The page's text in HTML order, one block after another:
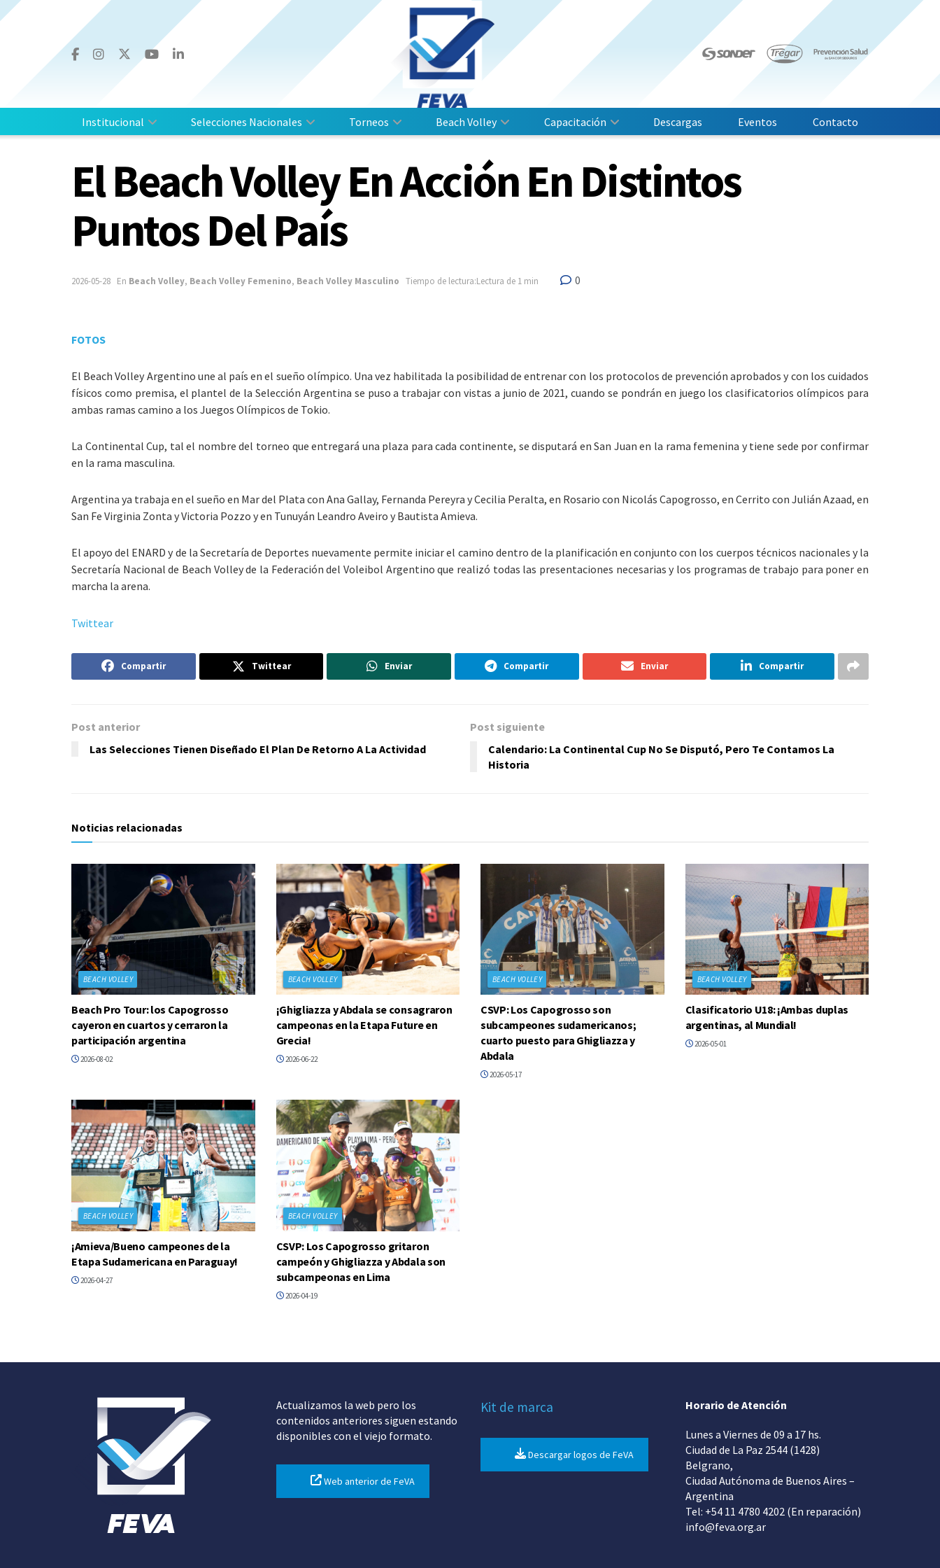
Institucional Selecciones Nacionales Torneos Beach Volley Capacitación Descargas Eventos Contacto
El Beach Volley En Acción En Distintos
Puntos Del País
2026-05-28 En Beach Volley, Beach Volley Femenino, Beach Volley Masculino Tiempo de lectura:Lectura de 1 min 0
FOTOS
El Beach Volley Argentino une al país en el sueño olímpico. Una vez habilitada la posibilidad de entrenar con los protocolos de prevención aprobados y con los cuidados
físicos como premisa, el plantel de la Selección Argentina se puso a trabajar con vistas a junio de 2021, cuando se pondrán en juego los clasificatorios olímpicos para
ambas ramas camino a los Juegos Olímpicos de Tokio.
La Continental Cup, tal el nombre del torneo que entregará una plaza para cada continente, se disputará en San Juan en la rama femenina y tiene sede por confirmar
en la rama masculina.
Argentina ya trabaja en el sueño en Mar del Plata con Ana Gallay, Fernanda Pereyra y Cecilia Peralta, en Rosario con Nicolás Capogrosso, en Cerrito con Julián Azaad, en
San Fe Virginia Zonta y Victoria Pozzo y en Tunuyán Leandro Aveiro y Bautista Amieva.
El apoyo del ENARD y de la Secretaría de Deportes nuevamente permite iniciar el camino dentro de la planificación en conjunto con los cuerpos técnicos nacionales y la
Secretaría Nacional de Beach Volley de la Federación del Voleibol Argentino que realizó todas las presentaciones necesarias y los programas de trabajo para poner en
marcha la arena.
Twittear
Compartir Twittear Enviar Compartir Enviar Compartir
Post anterior
Las Selecciones Tienen Diseñado El Plan De Retorno A La Actividad
Post siguiente
Calendario: La Continental Cup No Se Disputó, Pero Te Contamos La
Historia
Noticias relacionadas
BEACH VOLLEY
Beach Pro Tour: los Capogrosso
cayeron en cuartos y cerraron la
participación argentina
2026-08-02
BEACH VOLLEY
¡Ghigliazza y Abdala se consagraron
campeonas en la Etapa Future en
Grecia!
2026-06-22
BEACH VOLLEY
CSVP: Los Capogrosso son
subcampeones sudamericanos;
cuarto puesto para Ghigliazza y
Abdala
2026-05-17
BEACH VOLLEY
Clasificatorio U18: ¡Ambas duplas
argentinas, al Mundial!
2026-05-01
BEACH VOLLEY
¡Amieva/Bueno campeones de la
Etapa Sudamericana en Paraguay!
2026-04-27
BEACH VOLLEY
CSVP: Los Capogrosso gritaron
campeón y Ghigliazza y Abdala son
subcampeonas en Lima
2026-04-19
Actualizamos la web pero los
contenidos anteriores siguen estando
disponibles con el viejo formato.
Web anterior de FeVA
Kit de marca
Descargar logos de FeVA
Horario de Atención
Lunes a Viernes de 09 a 17 hs.
Ciudad de La Paz 2544 (1428)
Belgrano,
Ciudad Autónoma de Buenos Aires –
Argentina
Tel: +54 11 4780 4202 (En reparación)
info@feva.org.ar